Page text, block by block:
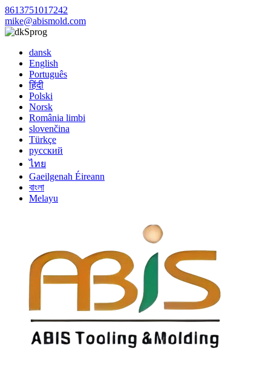
8613751017242
mike@abismold.com
Sprog
dansk
English
Português
हिंदी
Polski
Norsk
România limbi
slovenčina
Türkçe
русский
ไทย
Gaeilgenah Éireann
বাংলা
Melayu